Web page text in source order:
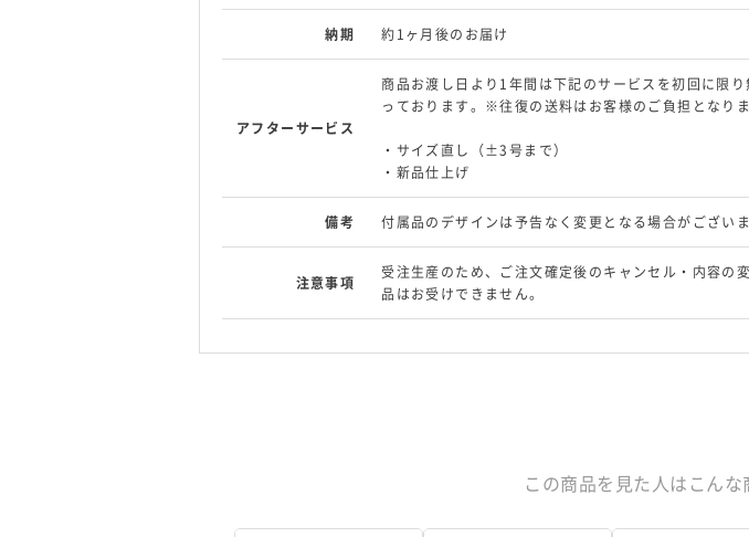
納期 約1ヶ月後のお届け
アフターサービス
商品お渡し日より1年間は下記のサービスを初回に限り
っております。※往復の送料はお客様のご負担となりま
・サイズ直し（±3号まで）
・新品仕上げ
備考 付属品のデザインは予告なく変更となる場合がございま
注意事項
受注生産のため、ご注文確定後のキャンセル・内容の
品はお受けできません。
この商品を見た人はこん